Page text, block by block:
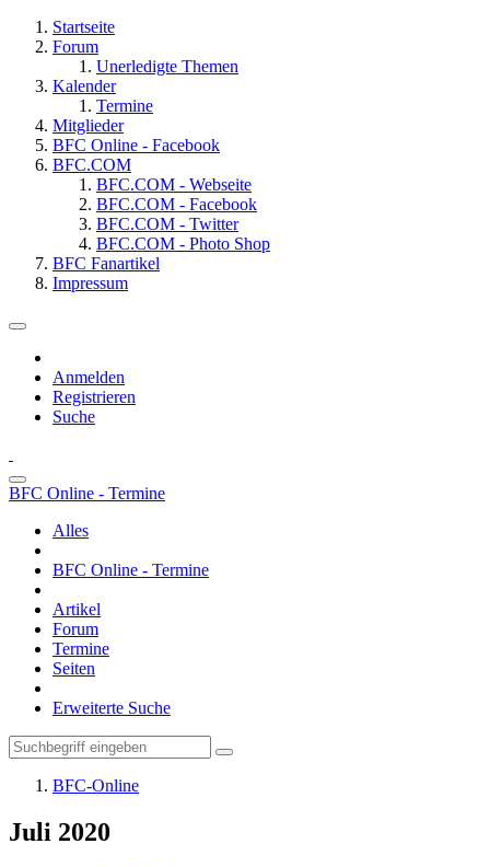
Startseite
Forum
Unerledigte Themen
Kalender
Termine
Mitglieder
BFC Online - Facebook
BFC.COM
BFC.COM - Webseite
BFC.COM - Facebook
BFC.COM - Twitter
BFC.COM - Photo Shop
BFC Fanartikel
Impressum
Anmelden
Registrieren
Suche
BFC Online - Termine
Alles
BFC Online - Termine
Artikel
Forum
Termine
Seiten
Erweiterte Suche
BFC-Online
Juli 2020